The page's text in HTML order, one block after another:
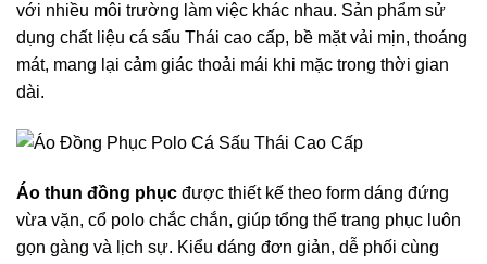
với nhiều môi trường làm việc khác nhau. Sản phẩm sử
dụng chất liệu cá sấu Thái cao cấp, bề mặt vải mịn, thoáng
mát, mang lại cảm giác thoải mái khi mặc trong thời gian
dài.
Áo thun đồng phục được thiết kế theo form dáng đứng
vừa vặn, cổ polo chắc chắn, giúp tổng thể trang phục luôn
gọn gàng và lịch sự. Kiểu dáng đơn giản, dễ phối cùng